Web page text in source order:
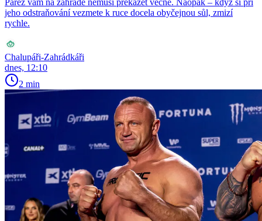
jeho odstraňování vezmete k ruce docela obyčejnou sůl, zmizí
rychle.
Chalupáři-Zahrádkáři
dnes, 12:10
2 min